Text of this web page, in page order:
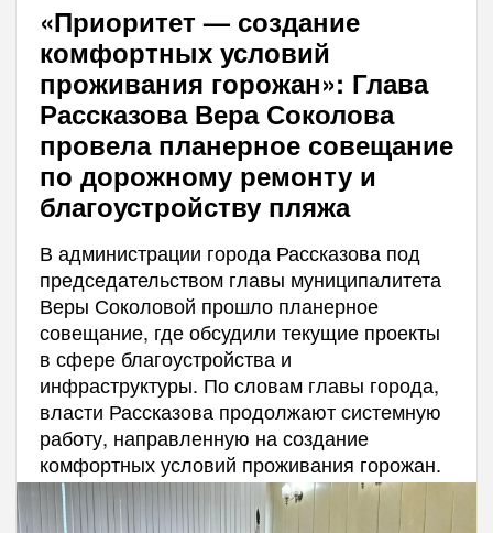
«Приоритет — создание
комфортных условий
проживания горожан»: Глава
Рассказова Вера Соколова
провела планерное совещание
по дорожному ремонту и
благоустройству пляжа
В администрации города Рассказова под
председательством главы муниципалитета
Веры Соколовой прошло планерное
совещание, где обсудили текущие проекты
в сфере благоустройства и
инфраструктуры. По словам главы города,
власти Рассказова продолжают системную
работу, направленную на создание
комфортных условий проживания горожан.